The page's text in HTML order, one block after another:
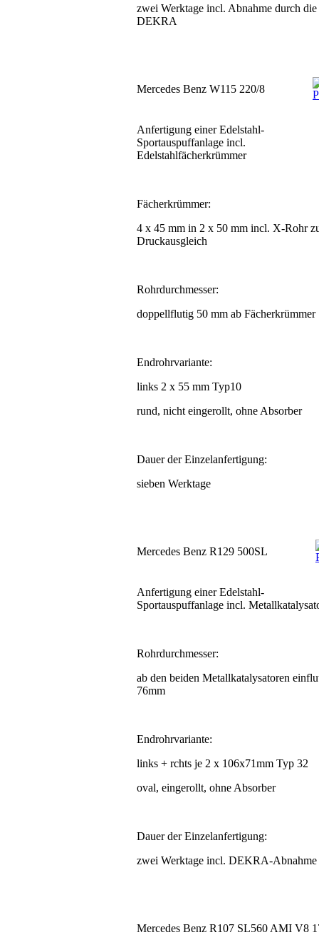
zwei Werktage incl. Abnahme durch die
DEKRA
Mercedes Benz W115 220/8
Anfertigung einer Edelstahl-
Sportauspuffanlage incl.
Edelstahlfächerkrümmer
Fächerkrümmer:
4 x 45 mm in 2 x 50 mm incl. X-Rohr
Druckausgleich
Rohrdurchmesser:
doppellflutig 50 mm ab Fächerkrümmer
Endrohrvariante:
links 2 x 55 mm Typ10
rund, nicht eingerollt, ohne Absorber
Dauer der Einzelanfertigung:
sieben Werktage
Mercedes Benz R129 500SL
Anfertigung einer Edelstahl-
Sportauspuffanlage incl.
Rohrdurchmesser:
ab den beiden Metallkatalysatoren
76mm
Endrohrvariante:
links + rchts je 2 x 106x71mm Typ 32
oval, eingerollt, ohne Absorber
Dauer der Einzelanfertigung:
zwei Werktage incl. DEKRA-Abnahme
Mercedes Benz R107 SL560 AMI V8